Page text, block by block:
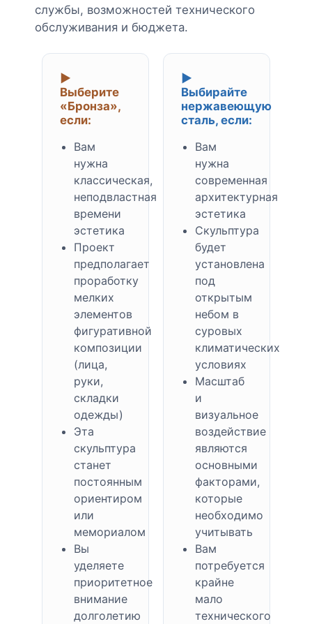
службы, возможностей технического
обслуживания и бюджета.
▶
Выберите
«Бронза»,
если:
Вам
нужна
классическая,
неподвластная
времени
эстетика
Проект
предполагает
проработку
мелких
элементов
фигуративной
композиции
(лица,
руки,
складки
одежды)
Эта
скульптура
станет
постоянным
ориентиром
или
мемориалом
Вы
уделяете
приоритетное
внимание
долголетию
▶
Выбирайте
нержавеющую
сталь, если:
Вам
нужна
современная
архитектурная
эстетика
Скульптура
будет
установлена
под
открытым
небом в
суровых
климатических
условиях
Масштаб
и
визуальное
воздействие
являются
основными
факторами,
которые
необходимо
учитывать
Вам
потребуется
крайне
мало
технического